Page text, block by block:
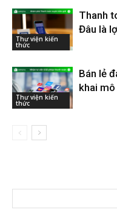
Thư viện kiến
thức
Thanh
Đâu là
Thư viện kiến
thức
Bán lẻ
khai